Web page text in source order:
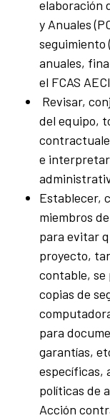
elaboración
y Anuales
seguimiento
anuales,
el FCAS
Revisar,
del equipo,
e
Establecer,
miembros
para evitar
proyecto,
contable, se
copias de
para
garantías,
específicas,
políticas de
Acción